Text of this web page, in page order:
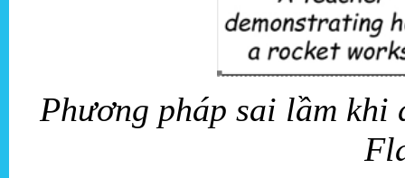
Phương pháp sai lầm khi